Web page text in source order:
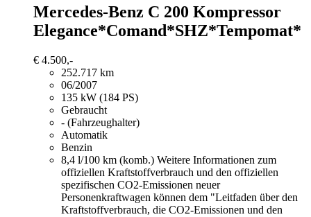
Mercedes-Benz C 200 Kompressor
Elegance*Comand*SHZ*Tempomat*
€ 4.500,-
252.717 km
06/2007
135 kW (184 PS)
Gebraucht
- (Fahrzeughalter)
Automatik
Benzin
8,4 l/100 km (komb.) Weitere Informationen zum
offiziellen Kraftstoffverbrauch und den offiziellen
spezifischen CO2-Emissionen neuer
Personenkraftwagen können dem "Leitfaden über den
Kraftstoffverbrauch, die CO2-Emissionen und den